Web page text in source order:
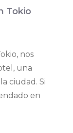
Tokio
nos
una
ciudad. Si
en